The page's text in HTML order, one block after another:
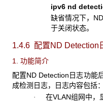
ipv6 nd
缺省情况下，
于关闭状态。
1.4.6 配置ND Detection
1. 功能简介
配置ND Detection日志功能
成检测日志，日志内容包括：
· 在VLAN组网中，